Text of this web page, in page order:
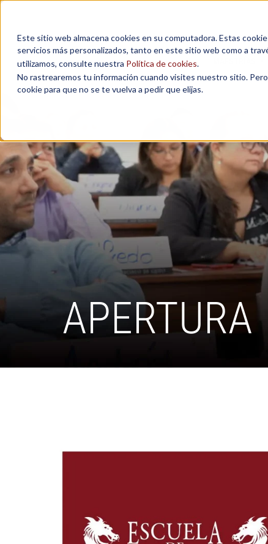
Este sitio web almacena cookies en su computadora. Estas
servicios más personalizados, tanto en este sitio web como a
utilizamos, consulte nuestra Política de cookies.
No rastrearemos tu información cuando visites nuestro sitio.
cookie para que no se te vuelva a pedir que elijas.
APERTURA